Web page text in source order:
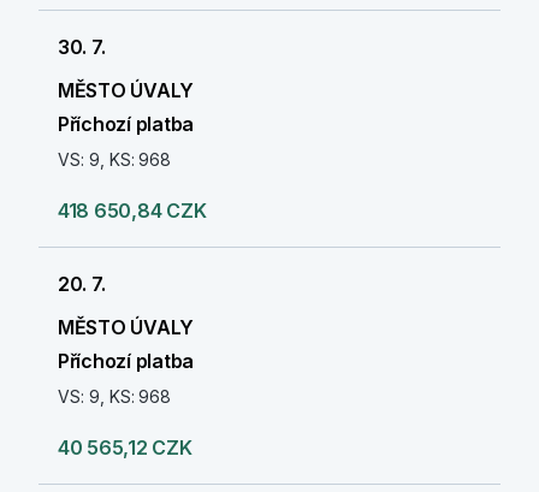
30. 7.
MĚSTO ÚVALY
Příchozí platba
VS: 9, KS: 968
418 650,84 CZK
20. 7.
MĚSTO ÚVALY
Příchozí platba
VS: 9, KS: 968
40 565,12 CZK